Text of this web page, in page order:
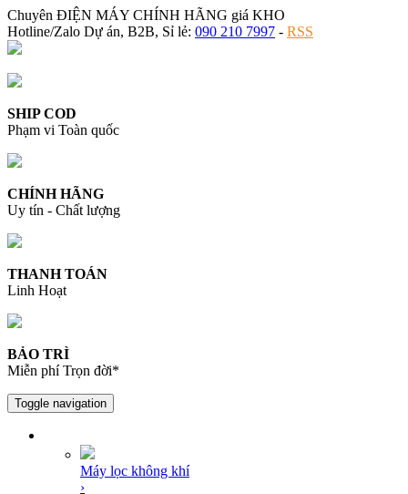
Chuyên ĐIỆN MÁY CHÍNH HÃNG giá KHO
Hotline/Zalo Dự án, B2B, Sỉ lẻ: 090 210 7997 - RSS
SHIP COD
Phạm vi Toàn quốc
CHÍNH HÃNG
Uy tín - Chất lượng
THANH TOÁN
Linh Hoạt
BẢO TRÌ
Miễn phí Trọn đời*
Toggle navigation
Máy lọc không khí
›